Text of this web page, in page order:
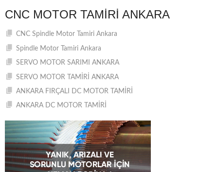
CNC MOTOR TAMIRI ANKARA
CNC Spindle Motor Tamiri Ankara
Spindle Motor Tamiri Ankara
SERVO MOTOR SARIMI ANKARA
SERVO MOTOR TAMİRİ ANKARA
ANKARA FIRÇALI DC MOTOR TAMİRİ
ANKARA DC MOTOR TAMİRİ